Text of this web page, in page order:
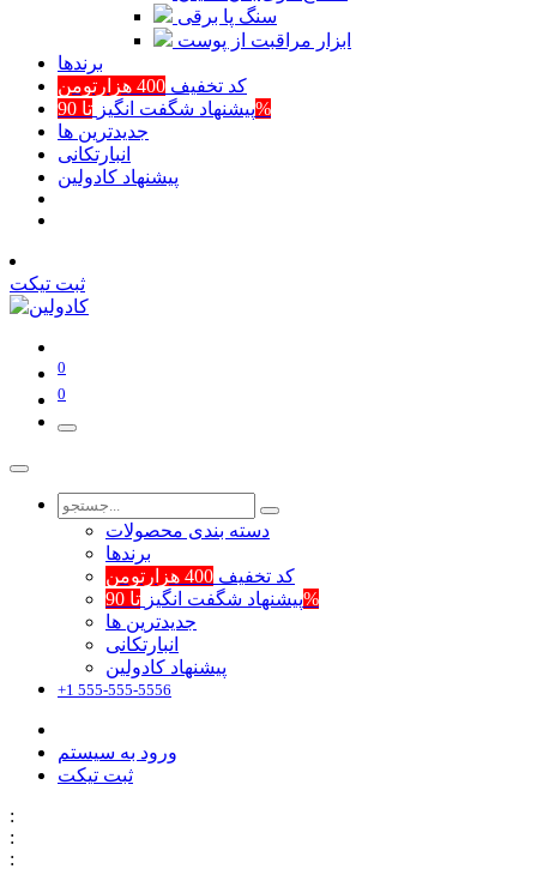
سنگ پا برقی
ابزار مراقبت از پوست
برند‌ها
کد تخفیف 400 هزارتومن
پیشنهاد شگفت انگیزتا 90%
جدیدترین ها
انبارتکانی
پیشنهاد کادولین
ثبت تیکت
0
0
دسته بندی محصولات
برند‌ها
کد تخفیف 400 هزارتومن
پیشنهاد شگفت انگیزتا 90%
جدیدترین ها
انبارتکانی
پیشنهاد کادولین
+1 555-555-5556
ورود به سیستم
ثبت تیکت
:
:
: